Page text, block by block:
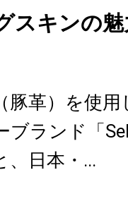
スキンの
豚革）を使
ブランド「
、日本・...